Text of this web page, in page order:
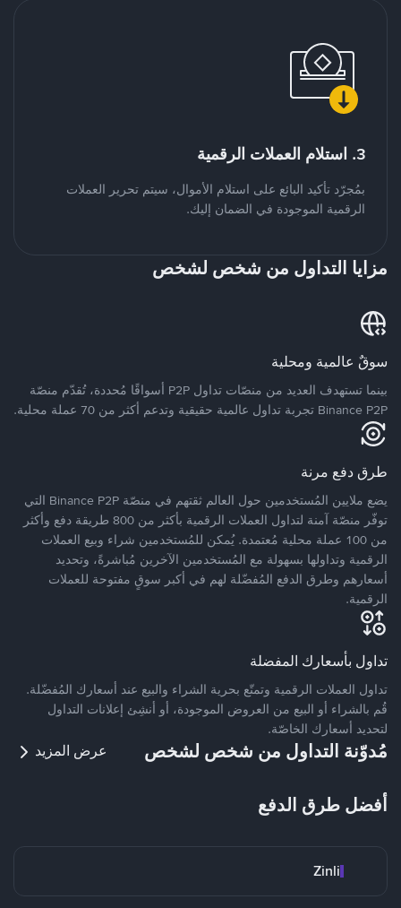
3. استلام العملات الرقمية
بمُجرّد تأكيد البائع على استلام الأموال، سيتم تحرير العملات
الرقمية الموجودة في الضمان إليك.
مزايا التداول من شخص لشخص
سوقٌ عالمية ومحلية
بينما تستهدف العديد من منصّات تداول P2P أسواقًا مُحددة، تُقدّم منصّة
Binance P2P تجربة تداول عالمية حقيقية وتدعم أكثر من 70 عملة محلية.
طرق دفع مرنة
يضع ملايين المُستخدمين حول العالم ثقتهم في منصّة Binance P2P التي
توفّر منصّة آمنة لتداول العملات الرقمية بأكثر من 800 طريقة دفع وأكثر
من 100 عملة محلية مُعتمدة. يُمكن للمُستخدمين شراء وبيع العملات
الرقمية وتداولها بسهولة مع المُستخدمين الآخرين مُباشرةً، وتحديد
أسعارهم وطرق الدفع المُفضّلة لهم في أكبر سوقٍ مفتوحة للعملات
الرقمية.
تداول بأسعارك المفضلة
تداول العملات الرقمية وتمتّع بحرية الشراء والبيع عند أسعارك المُفضّلة.
قُم بالشراء أو البيع من العروض الموجودة، أو أنشِئ إعلانات التداول
لتحديد أسعارك الخاصّة.
مُدوّنة التداول من شخص لشخص عرض المزيد
أفضل طرق الدفع
Zinli